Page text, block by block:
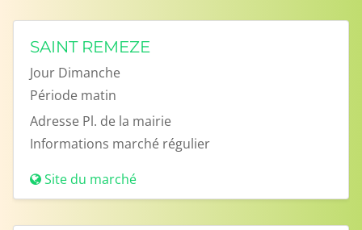
SAINT REMEZE
Jour Dimanche
Période matin
Adresse Pl. de la mairie
Informations marché régulier
Site du marché